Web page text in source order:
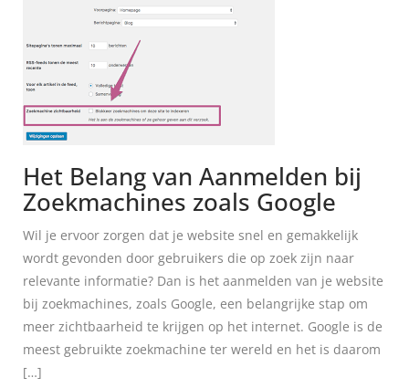
Het Belang van Aanmelden bij
Zoekmachines zoals Google
Wil je ervoor zorgen dat je website snel en gemakkelijk
wordt gevonden door gebruikers die op zoek zijn naar
relevante informatie? Dan is het aanmelden van je website
bij zoekmachines, zoals Google, een belangrijke stap om
meer zichtbaarheid te krijgen op het internet. Google is de
meest gebruikte zoekmachine ter wereld en het is daarom
[…]